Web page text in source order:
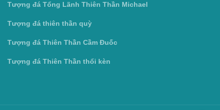
Tượng đá Tổng Lãnh Thiên Thần Michael
Tượng đá thiên thần quỳ
Tượng đá Thiên Thần Cầm Đuốc
Tượng đá Thiên Thần thổi kèn